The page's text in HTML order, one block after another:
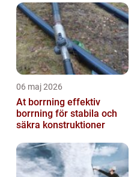
06 maj 2026
At borrning effektiv
borrning för stabila och
säkra konstruktioner